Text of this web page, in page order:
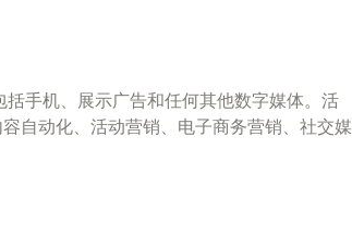
手机、展示广告和任何其他数字媒体。活
自动化、活动营销、电子商务营销、社交媒